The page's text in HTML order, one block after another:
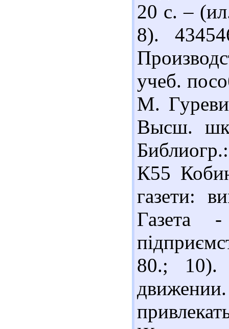
20 с. –
8).
учеб.
М.
Высш.
К55
газети:
Газета -
80.; 10).